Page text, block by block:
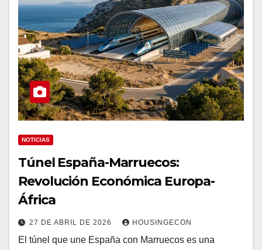
NOTICIAS
Túnel España-Marruecos:
Revolución Económica Europa-
África
27 DE ABRIL DE 2026 HOUSINGECON
El túnel que une España con Marruecos es una